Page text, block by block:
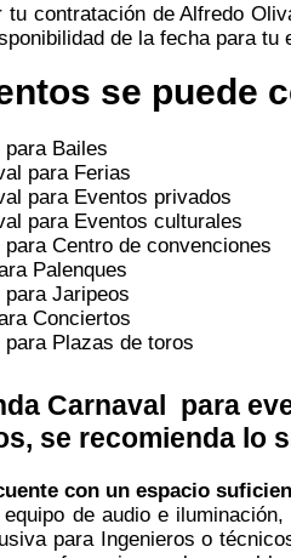
contratación de Alfredo
de la fecha para tu
se puede
Bailes
para Ferias
para Eventos privados
para Eventos culturales
Centro de convenciones
Palenques
Jaripeos
Conciertos
Plazas de toros
Carnaval para
se recomienda lo
con un espacio
de audio e
para Ingenieros o